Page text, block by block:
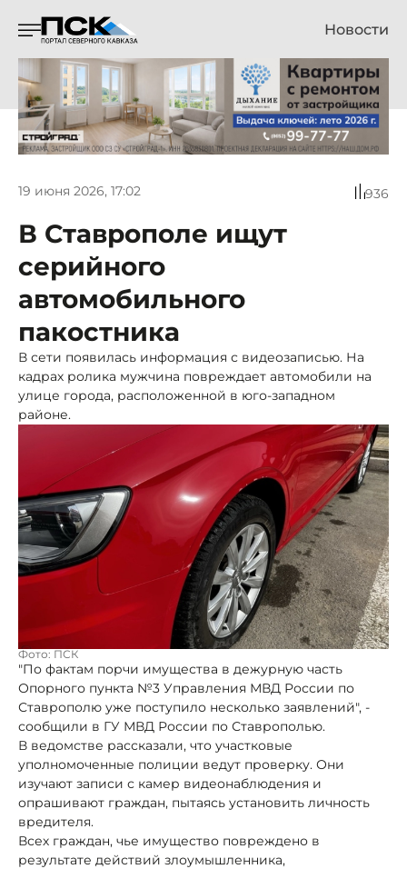
Новости
19 июня 2026, 17:02 936
В Ставрополе ищут
серийного
автомобильного
пакостника
В сети появилась информация с видеозаписью. На
кадрах ролика мужчина повреждает автомобили на
улице города, расположенной в юго-западном
районе.
Фото: ПСК
"По фактам порчи имущества в дежурную часть
Опорного пункта №3 Управления МВД России по
Ставрополю уже поступило несколько заявлений", -
сообщили в ГУ МВД России по Ставрополью.
В ведомстве рассказали, что участковые
уполномоченные полиции ведут проверку. Они
изучают записи с камер видеонаблюдения и
опрашивают граждан, пытаясь установить личность
вредителя.
Всех граждан, чье имущество повреждено в
результате действий злоумышленника,